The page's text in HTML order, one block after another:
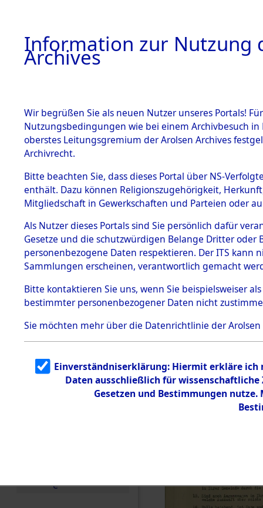
BESTÄNDE
1.
mente
5. Verschiedenes
5.3
Todesmärsche
5.3.1 Alliierte
Erhebungen
zu
Todesmärsch
en
5.3.2
g
5.3.3
Todesmärsch
e
0001
Information zur Nutzung
Archives
Wir begrüßen Sie als neuen Nutzer unseres Portals!
Nutzungsbedingungen wie bei einem Archivbesuch
oberstes Leitungsgremium der Arolsen Archives
Archivrecht.
Bitte beachten Sie, dass dieses Portal über NS-
enthält. Dazu können Religionszugehörigkeit,
Mitgliedschaft in Gewerkschaften und Parteien oder
Als Nutzer dieses Portals sind Sie persönlich dafür
Gesetze und die schutzwürdigen Belange Dritter
personenbezogene Daten respektieren. Der ITS
Sammlungen erscheinen, verantwortlich gemacht
Bitte kontaktieren Sie uns, wenn Sie beispielsweiser
bestimmter personenbezogener Daten nicht
Sie möchten mehr über die Datenrichtlinie der Arolsen
Einverständniserklärung: Hiermit erkläre ich
Daten ausschließlich für
Gesetzen und Bestimmungen